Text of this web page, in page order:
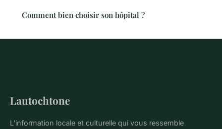
Comment bien choisir son hôpital ?
Lautochtone
L'information locale et culturelle qui vous ressemble